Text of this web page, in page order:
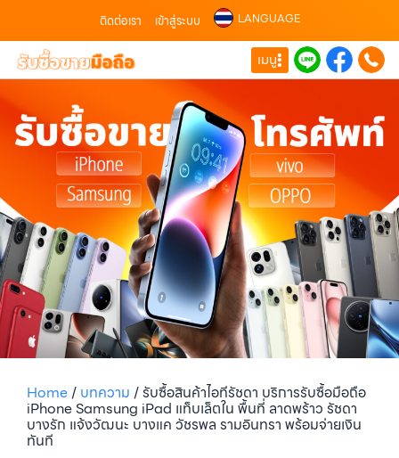
ติดต่อเรา เข้าสู่ระบบ LANGUAGE
เมนู
Home/ บทความ /รับซื้อสินค้าไอทีรัชดา บริการรับซื้อมือถือ
iPhone Samsung iPad แท็บเล็ตใน พื้นที่ ลาดพร้าว รัชดา
บางรัก แจ้งวัฒนะ บางแค วัชรพล รามอินทรา พร้อมจ่ายเงิน
ทันที